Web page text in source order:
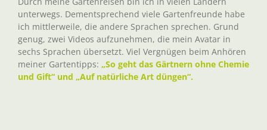
unterwegs. Dementsprechend viele Gartenfreunde habe
ich mittlerweile, die andere Sprachen sprechen. Grund
genug, zwei Videos aufzunehmen, die mein Avatar in
sechs Sprachen übersetzt. Viel Vergnügen beim Anhören
meiner Gartentipps: „So geht das Gärtnern ohne Chemie
und Gift“ und „Auf natürliche Art düngen“.